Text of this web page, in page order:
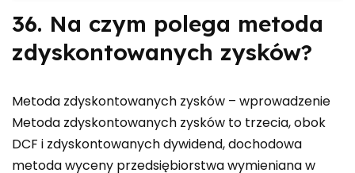
36. Na czym polega metoda
zdyskontowanych zysków?
Metoda zdyskontowanych zysków – wprowadzenie
Metoda zdyskontowanych zysków to trzecia, obok
DCF i zdyskontowanych dywidend, dochodowa
metoda wyceny przedsiębiorstwa wymieniana w